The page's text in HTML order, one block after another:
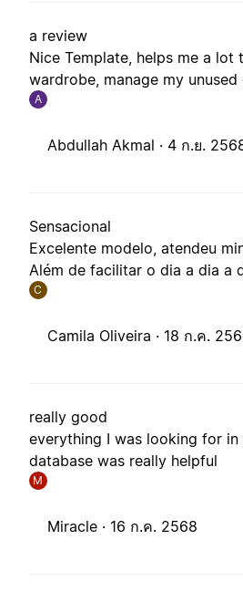
a review
Nice Template, helps me a lot
wardrobe, manage my unused
A
Abdullah Akmal · 4 ก.ย.
Sensacional
Excelente modelo, atendeu
Além de facilitar o dia a dia a
C
Camila Oliveira · 18 ก.ค.
really good
everything I was looking for
database was really helpful
M
Miracle · 16 ก.ค. 2568